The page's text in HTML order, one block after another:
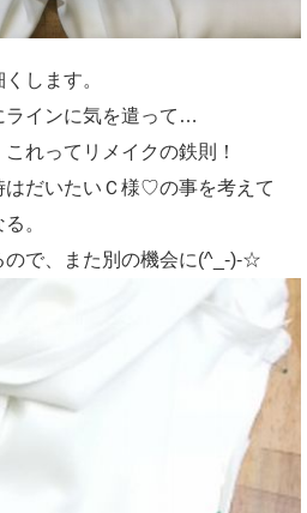
します。
ラインに気を遣って…
れってリメイクの鉄則！
はだいたいＣ様♡の事を考えて
。
ので、また別の機会に(^_-)-☆